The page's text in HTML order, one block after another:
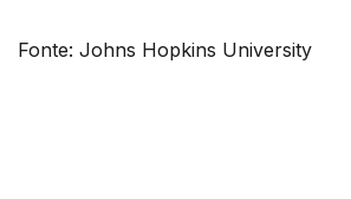
Fonte: Johns Hopkins University